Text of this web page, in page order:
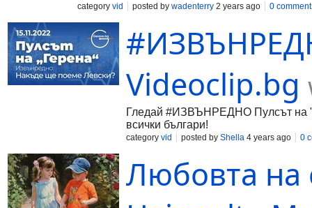
category vid posted by wadenterry 2 years ago 0
Videoclip.bg
Гледай #ИЗВЪНРЕДНО Пулсът на
всички българи!
category vid posted by Shella 4 years ago 0
Любовта на